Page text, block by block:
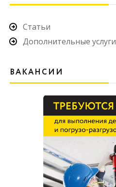
Статьи
Дополнительные услуги
ВАКАНСИИ